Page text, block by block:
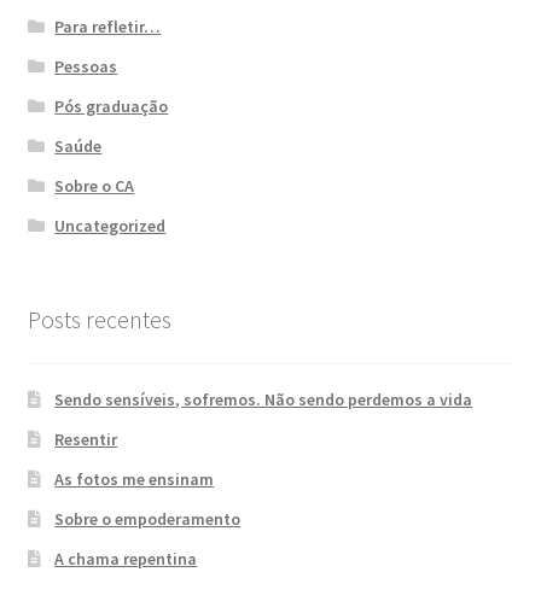
Para refletir…
Pessoas
Pós graduação
Saúde
Sobre o CA
Uncategorized
Posts recentes
Sendo sensíveis, sofremos. Não sendo perdemos a vida
Resentir
As fotos me ensinam
Sobre o empoderamento
A chama repentina